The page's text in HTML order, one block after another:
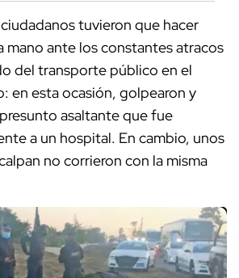
tuvieron que hacer
mano ante los constantes atracos
del transporte público en el
en esta ocasión, golpearon y
asaltante que fue
a un hospital. En cambio, unos
no corrieron con la misma